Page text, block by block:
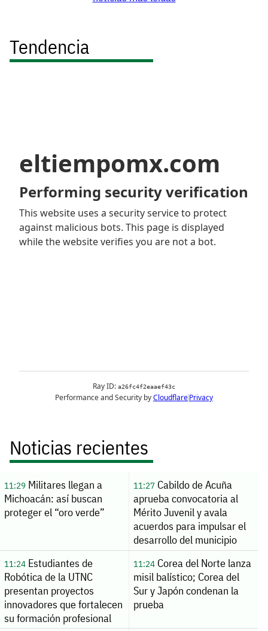
Tendencia
Noticias recientes
11:29Militares llegan a
Michoacán: así buscan
proteger el “oro verde”
11:27Cabildo de Acuña
aprueba convocatoria al
Mérito Juvenil y avala
acuerdos para impulsar el
desarrollo del municipio
11:24Estudiantes de
Robótica de la UTNC
presentan proyectos
innovadores que fortalecen
su formación profesional
11:24Corea del Norte lanza
misil balístico; Corea del
Sur y Japón condenan la
prueba